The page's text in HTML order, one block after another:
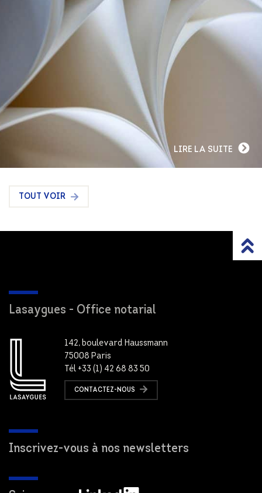
LIRE LA SUITE
TOUT VOIR
Lasaygues - Office notarial
142, boulevard Haussmann
75008 Paris
Tél +33 (1) 42 68 83 50
CONTACTEZ-NOUS
Inscrivez-vous à nos newsletters